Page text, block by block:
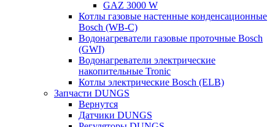
GAZ 3000 W
Котлы газовые настенные конденсационные
Bosch (WB-C)
Водонагреватели газовые проточные Bosch
(GWI)
Водонагреватели электрические
накопительные Tronic
Котлы электрические Bosch (ELB)
Запчасти DUNGS
Вернутся
Датчики DUNGS